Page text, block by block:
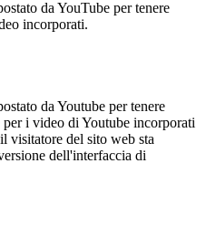
da YouTube per tenere
incorporati.
da Youtube per tenere
i video di Youtube incorporati
visitatore del sito web sta
dell'interfaccia di